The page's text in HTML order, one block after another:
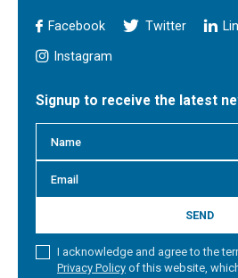
Facebook Twitter
Instagram
Signup to receive the latest
SEND
I acknowledge and agree to the
Privacy Policy of this website,